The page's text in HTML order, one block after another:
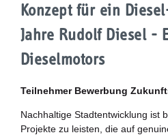
Agendaforen
Zukunftsleitlinien
Nachhaltigkeitsbeirat
Berichterstattung
Konzept für ein
Jahre Rudolf Diesel -
Dieselmotors
Teilnehmer Bewerbung
Nachhaltige Stadtentwicklung ist
Projekte zu leisten, die auf